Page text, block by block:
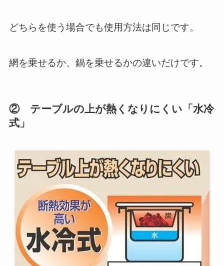
どちらを使う場合でも使用方法は同じです。
網を乗せるか、鍋を乗せるかの違いだけです。
② テーブルの上が熱くなりにくい「水冷
式」